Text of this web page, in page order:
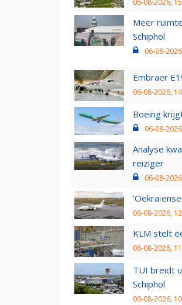
Meer
Schiphol
06-08-
Embraer
06-08-2026,
Boeing
06-08-
Analyse
reiziger
06-08-
06-08-2026,
KLM stelt
06-08-2026,
TUI breidt
Schiphol
06-08-2026,